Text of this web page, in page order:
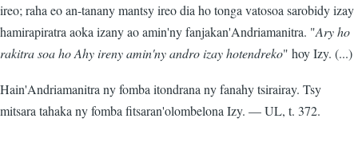
ireo; raha eo an-tanany mantsy ireo dia ho tonga vatosoa sarobidy izay
hamirapiratra aoka izany ao amin'ny fanjakan'Andriamanitra. "Ary ho
rakitra soa ho Ahy ireny amin'ny andro izay hotendreko" hoy Izy. (...)
Hain'Andriamanitra ny fomba itondrana ny fanahy tsirairay. Tsy
mitsara tahaka ny fomba fitsaran'olombelona Izy. — UL, t. 372.